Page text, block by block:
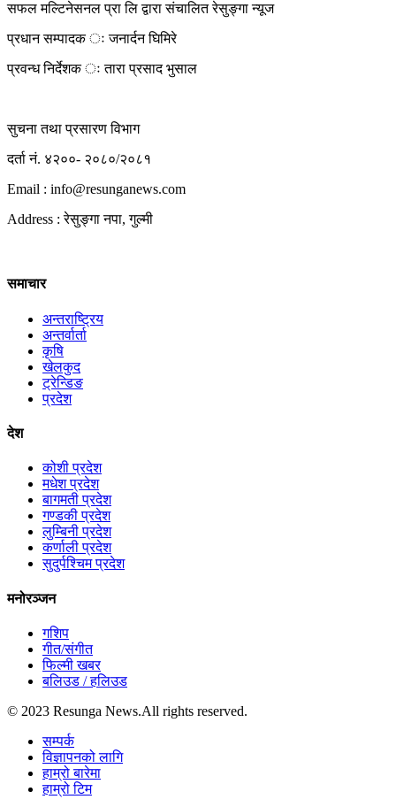
सफल मल्टिनेसनल प्रा लि द्वारा संचालित रेसुङ्गा न्यूज
प्रधान सम्पादक ः जनार्दन घिमिरे
प्रवन्ध निर्देशक ः तारा प्रसाद भुसाल
सुचना तथा प्रसारण विभाग
दर्ता नं. ४२००- २०८०/२०८१
Email : info@resunganews.com
Address : रेसुङ्गा नपा, गुल्मी
समाचार
अन्तराष्ट्रिय
अन्तर्वार्ता
कृषि
खेलकुद
ट्रेन्डिङ
प्रदेश
देश
कोशी प्रदेश
मधेश प्रदेश
बागमती प्रदेश
गण्डकी प्रदेश
लुम्बिनी प्रदेश
कर्णाली प्रदेश
सुदुर्पश्चिम प्रदेश
मनोरञ्जन
गशिप
गीत/संगीत
फिल्मी खबर
बलिउड / हलिउड
© 2023 Resunga News.All rights reserved.
सम्पर्क
विज्ञापनको लागि
हाम्रो बारेमा
हाम्रो टिम